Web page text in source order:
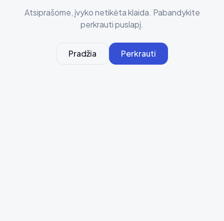
Atsiprašome, įvyko netikėta klaida. Pabandykite
perkrauti puslapį.
Pradžia Perkrauti